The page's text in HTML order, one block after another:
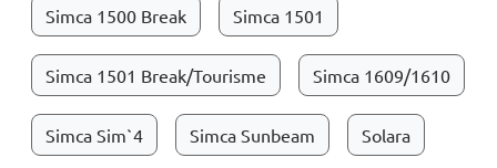
Simca 1500 Break Simca 1501
Simca 1501 Break/Tourisme Simca 1609/1610
Simca Sim`4 Simca Sunbeam Solara